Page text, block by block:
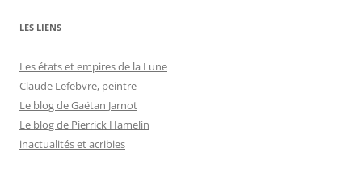
LES LIENS
Les états et empires de la Lune
Claude Lefebvre, peintre
Le blog de Gaëtan Jarnot
Le blog de Pierrick Hamelin
inactualités et acribies